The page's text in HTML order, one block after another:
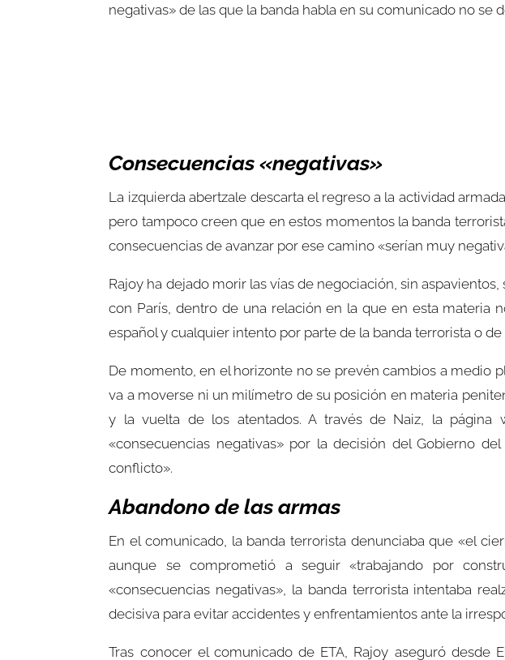
negativas» de las que la banda habla en su comunicado no se
Consecuencias «negativas»
La izquierda abertzale descarta el regreso a la actividad
pero tampoco creen que en estos momentos la banda
consecuencias de avanzar por ese camino «serían muy
Rajoy ha dejado morir las vías de negociación, sin
con París, dentro de una relación en la que en esta materia
español y cualquier intento por parte de la banda terrorista o
De momento, en el horizonte no se prevén cambios a medio
va a moverse ni un milímetro de su posición en materia
y la vuelta de los atentados. A través de Naiz, la
«consecuencias negativas» por la decisión del Gobierno
conflicto».
Abandono de las armas
En el comunicado, la banda terrorista denunciaba que «el
aunque se comprometió a seguir «trabajando por
«consecuencias negativas», la banda terrorista intentaba
decisiva para evitar accidentes y enfrentamientos ante la
Tras conocer el comunicado de ETA, Rajoy aseguró